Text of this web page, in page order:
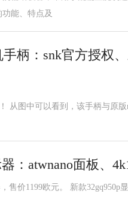
能、特点及
手柄：snk官方授权
从图中可以看到，该手柄与原
：atwnano面板、
售价1199欧元。 新款32gq950p